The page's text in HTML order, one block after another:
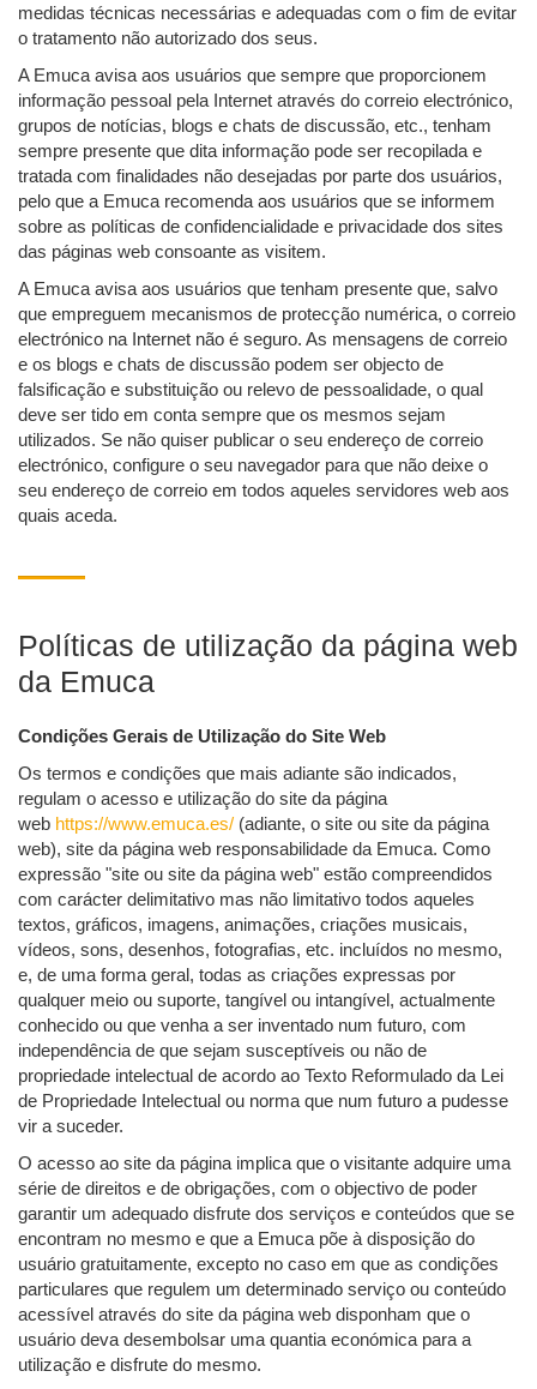
medidas técnicas necessárias e adequadas com o fim de evitar
o tratamento não autorizado dos seus.
A Emuca avisa aos usuários que sempre que proporcionem
informação pessoal pela Internet através do correio electrónico,
grupos de notícias, blogs e chats de discussão, etc., tenham
sempre presente que dita informação pode ser recopilada e
tratada com finalidades não desejadas por parte dos usuários,
pelo que a Emuca recomenda aos usuários que se informem
sobre as políticas de confidencialidade e privacidade dos sites
das páginas web consoante as visitem.
A Emuca avisa aos usuários que tenham presente que, salvo
que empreguem mecanismos de protecção numérica, o correio
electrónico na Internet não é seguro. As mensagens de correio
e os blogs e chats de discussão podem ser objecto de
falsificação e substituição ou relevo de pessoalidade, o qual
deve ser tido em conta sempre que os mesmos sejam
utilizados. Se não quiser publicar o seu endereço de correio
electrónico, configure o seu navegador para que não deixe o
seu endereço de correio em todos aqueles servidores web aos
quais aceda.
Políticas de utilização da página web
da Emuca
Condições Gerais de Utilização do Site Web
Os termos e condições que mais adiante são indicados,
regulam o acesso e utilização do site da página
web https://www.emuca.es/ (adiante, o site ou site da página
web), site da página web responsabilidade da Emuca. Como
expressão "site ou site da página web" estão compreendidos
com carácter delimitativo mas não limitativo todos aqueles
textos, gráficos, imagens, animações, criações musicais,
vídeos, sons, desenhos, fotografias, etc. incluídos no mesmo,
e, de uma forma geral, todas as criações expressas por
qualquer meio ou suporte, tangível ou intangível, actualmente
conhecido ou que venha a ser inventado num futuro, com
independência de que sejam susceptíveis ou não de
propriedade intelectual de acordo ao Texto Reformulado da Lei
de Propriedade Intelectual ou norma que num futuro a pudesse
vir a suceder.
O acesso ao site da página implica que o visitante adquire uma
série de direitos e de obrigações, com o objectivo de poder
garantir um adequado disfrute dos serviços e conteúdos que se
encontram no mesmo e que a Emuca põe à disposição do
usuário gratuitamente, excepto no caso em que as condições
particulares que regulem um determinado serviço ou conteúdo
acessível através do site da página web disponham que o
usuário deva desembolsar uma quantia económica para a
utilização e disfrute do mesmo.